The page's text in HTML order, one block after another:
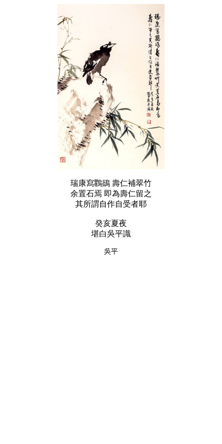
瑞康寫鸜鵒 壽仁補翠竹
余置石焉 即為壽仁留之
其所謂自作自受者耶
癸亥夏夜
堪白吳平識
吳平